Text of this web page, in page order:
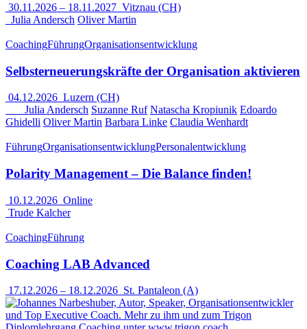
30.11.2026 – 18.11.2027 Vitznau (CH)
Julia Andersch Oliver Martin
CoachingFührungOrganisationsentwicklung
Selbsterneuerungskräfte der Organisation aktivieren
04.12.2026 Luzern (CH)
Julia Andersch Suzanne Ruf Natascha Kropiunik Edoardo
Ghidelli Oliver Martin Barbara Linke Claudia Wenhardt
FührungOrganisationsentwicklungPersonalentwicklung
Polarity Management – Die Balance finden!
10.12.2026 Online
Trude Kalcher
CoachingFührung
Coaching LAB Advanced
17.12.2026 – 18.12.2026 St. Pantaleon (A)